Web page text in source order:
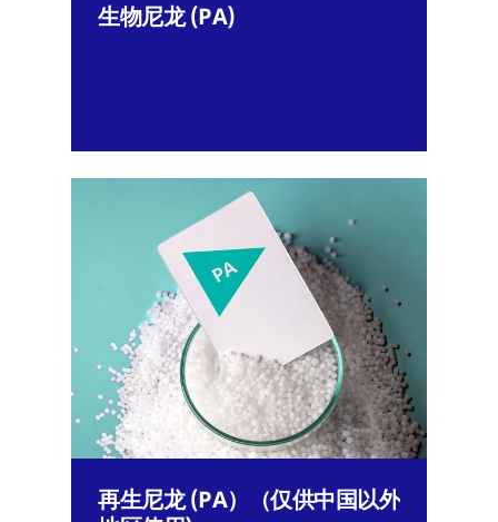
生物尼龙 (PA)
再生尼龙 (PA）（仅供中国以外